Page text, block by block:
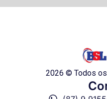
2026 © Todos